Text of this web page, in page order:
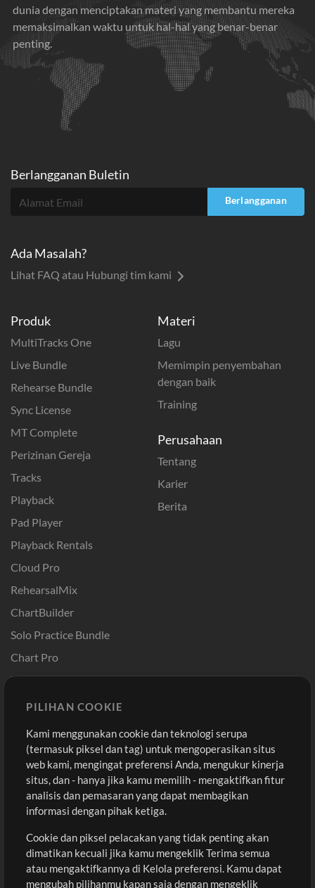
dunia dengan menciptakan materi yang membantu mereka
memaksimalkan waktu untuk hal-hal yang benar-benar
penting.
Produk
MultiTracks One
Live Bundle
Rehearse Bundle
Sync License
MT Complete
Perizinan Gereja
Tracks
Playback
Pad Player
Playback Rentals
Cloud Pro
RehearsalMix
ChartBuilder
Solo Practice Bundle
Chart Pro
Template ProPresenter
Sound
Materi
Lagu
Memimpin penyembahan
dengan baik
Training
Perusahaan
Tentang
Karier
Berita
Pembelian
Beli Kredit
Konten Gratis
Permintaan Lagu
Lain-lain
Sesi
Kirimkan musik kamu
Akun
Masuk
Daftar
Lihat Keranjang
Berlangganan Buletin
Berlangganan
Ada Masalah?
Lihat FAQ atau Hubungi tim kami
PILIHAN COOKIE
Kami menggunakan cookie dan teknologi serupa
(termasuk piksel dan tag) untuk mengoperasikan situs
web kami, mengingat preferensi Anda, mengukur kinerja
situs, dan - hanya jika kamu memilih - mengaktifkan fitur
analisis dan pemasaran yang dapat membagikan
informasi dengan pihak ketiga.
Cookie dan piksel pelacakan yang tidak penting akan
dimatikan kecuali jika kamu mengeklik Terima semua
atau mengaktifkannya di Kelola preferensi. Kamu dapat
mengubah pilihanmu kapan saja dengan mengeklik